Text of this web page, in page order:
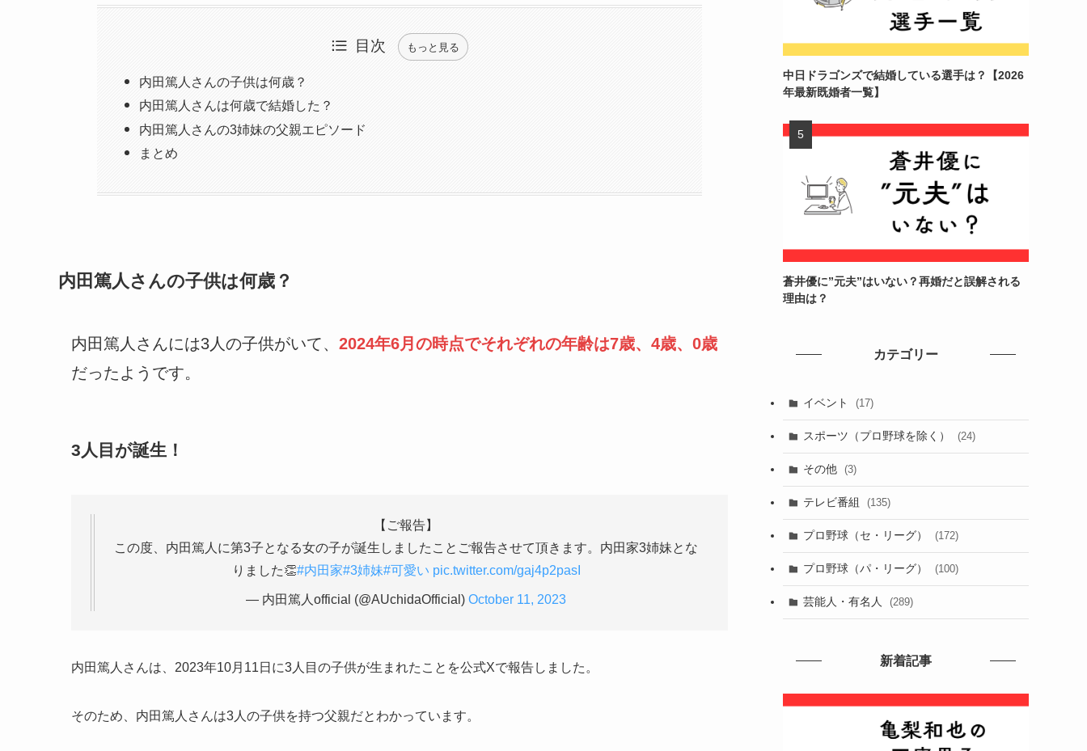
目次 もっと見る
内田篤人さんの子供は何歳？
内田篤人さんは何歳で結婚した？
内田篤人さんの3姉妹の父親エピソード
まとめ
内田篤人さんの子供は何歳？
内田篤人さんには3人の子供がいて、 2024年6月の時点でそれぞれの年齢は7歳、4歳、0歳
だったようです。
3人目が誕生！
【ご報告】
この度、内田篤人に第3子となる女の子が誕生しましたことご報告させて頂きます。内田家3姉妹とな
りました👏#内田家#3姉妹#可愛い pic.twitter.com/gaj4p2pasI
— 内田篤人official (@AUchidaOfficial) October 11, 2023
内田篤人さんは、2023年10月11日に3人目の子供が生まれたことを公式Xで報告しました。
そのため、内田篤人さんは3人の子供を持つ父親だとわかっています。
中日ドラゴンズで結婚している選手は？【2026
年最新既婚者一覧】
蒼井優に”元夫”はいない？再婚だと誤解される
理由は？
カテゴリー
イベント (17)
スポーツ（プロ野球を除く） (24)
その他 (3)
テレビ番組 (135)
プロ野球（セ・リーグ） (172)
プロ野球（パ・リーグ） (100)
芸能人・有名人 (289)
新着記事